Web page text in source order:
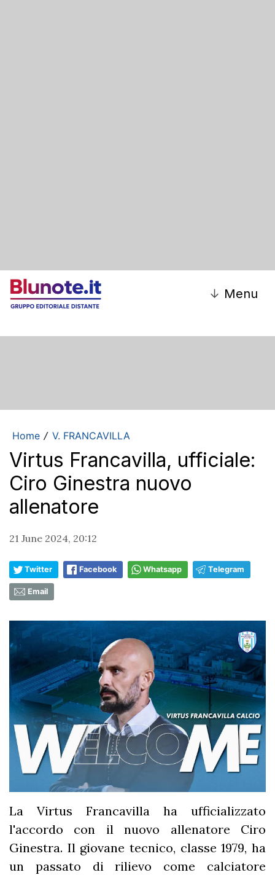
↓ Menu
Home / V. FRANCAVILLA
Virtus Francavilla, ufficiale:
Ciro Ginestra nuovo
allenatore
21 June 2024, 20:12
Twitter Facebook Whatsapp Telegram
Email
La Virtus Francavilla ha ufficializzato
l'accordo con il nuovo allenatore Ciro
Ginestra. Il giovane tecnico, classe 1979, ha
un passato di rilievo come calciatore